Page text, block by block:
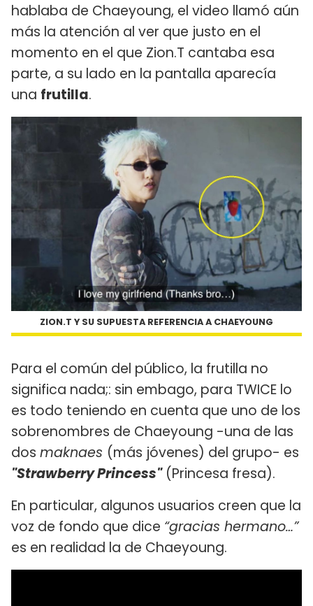
hablaba de Chaeyoung, el video llamó aún
más la atención al ver que justo en el
momento en el que Zion.T cantaba esa
parte, a su lado en la pantalla aparecía
una frutilla.
ZION.T Y SU SUPUESTA REFERENCIA A CHAEYOUNG
Para el común del público, la frutilla no
significa nada;: sin embago, para TWICE lo
es todo teniendo en cuenta que uno de los
sobrenombres de Chaeyoung -una de las
dos maknaes (más jóvenes) del grupo- es
"Strawberry Princess"(Princesa fresa).
En particular, algunos usuarios creen que la
voz de fondo que dice “gracias hermano…”
es en realidad la de Chaeyoung.